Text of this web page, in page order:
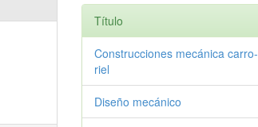
Título
Construcciones mecánica carro-
riel
Diseño mecánico